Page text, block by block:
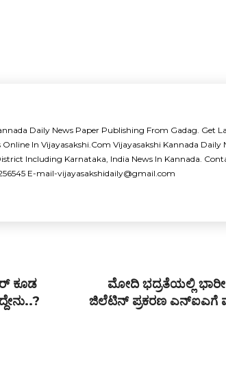
Daily News Paper Publishing From Gadag. Get
Online In Vijayasakshi.Com Vijayasakshi Kannada Daily
Including Karnataka, India News In Kannada.
E-mail-vijayasakshidaily@gmail.com
ಕೂಡ
ಮೋದಿ ಭದ್ರತೆಯಲ್ಲಿ
ಜಿಲೆಟಿನ್ ಪ್ರಕರಣ ಎನ್‌ಐಎಗೆ